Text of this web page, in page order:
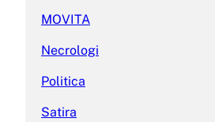
MOVITA
Necrologi
Politica
Satira